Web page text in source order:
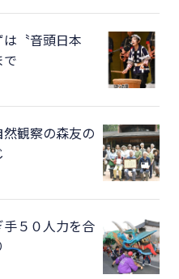
〝音頭日本
観察の森友の
５０人力を合